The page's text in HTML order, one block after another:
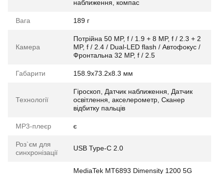
наближення, компас
Вага 189 г
Камера
Потрійна 50 MP, f / 1.9 + 8 MP, f / 2.3 + 2
MP, f / 2.4 / Dual-LED flash / Автофокус /
Фронтальна 32 MP, f / 2.5
Габарити 158.9x73.2x8.3 мм
Технології
Гіроскоп, Датчик наближення, Датчик
освітлення, акселерометр, Сканер
відбитку пальців
MP3-плеєр є
Роз`єм для
синхронізації
USB Type-C 2.0
MediaTek MT6893 Dimensity 1200 5G